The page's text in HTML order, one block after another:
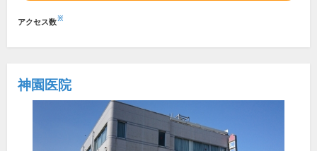
アクセス数※
神園医院